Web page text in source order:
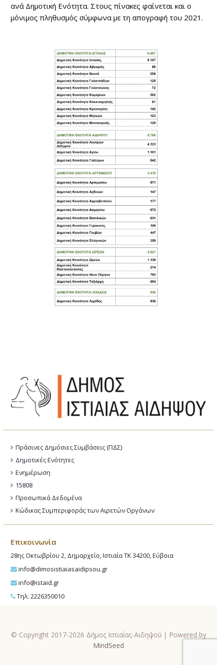
ανά Δημοτική Ενότητα. Στους πίνακες φαίνεται και ο
μόνιμος πληθυσμός σύμφωνα με τη απογραφή του 2021.
Πράσινες Δημόσιες Συμβάσεις (ΠΔΣ)
Δημοτικές Ενότητες
Ενημέρωση
15808
Προσωπικά Δεδομένα
Κώδικας Συμπεριφοράς των Αιρετών Οργάνων
Επικοινωνία
28ης Οκτωβρίου 2, Δημαρχείο, Ιστιαία ΤΚ 34200, Εύβοια
info@dimosistiaiasaidipsou.gr
info@istaid.gr
Τηλ: 2226350010
© Copyright 2017-2026 Δήμος Ιστιαίας-Αιδηψού | Powered by
MindSeed